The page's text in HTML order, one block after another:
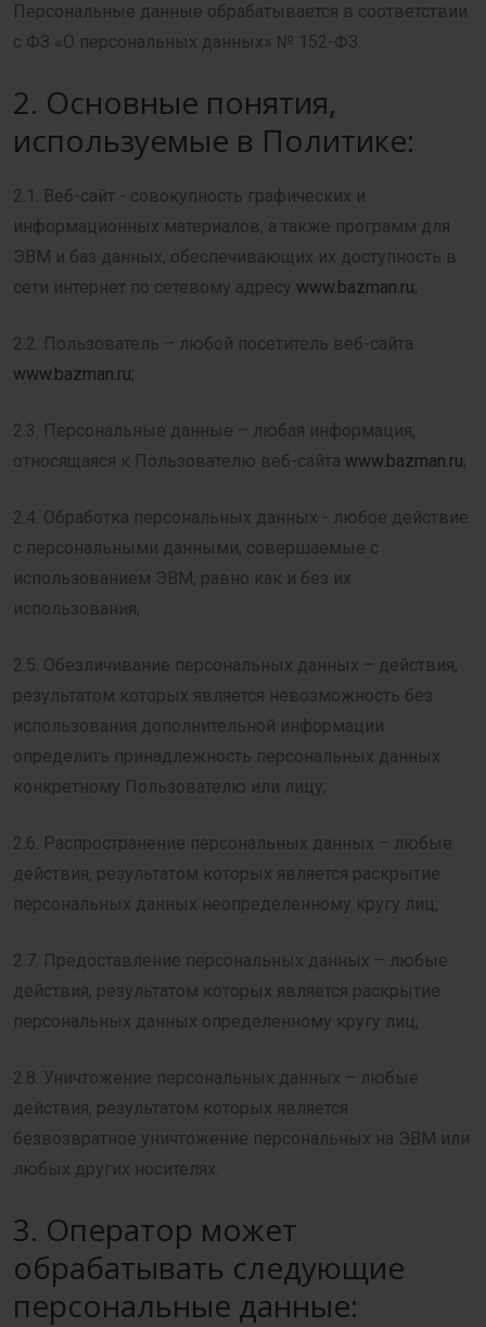
Персональные данные обрабатывается в соответствии
с ФЗ «О персональных данных» № 152-ФЗ.
2. Основные понятия,
используемые в Политике:
2.1. Веб-сайт - совокупность графических и
информационных материалов, а также программ для
ЭВМ и баз данных, обеспечивающих их доступность в
сети интернет по сетевому адресу www.bazman.ru;
2.2. Пользователь – любой посетитель веб-сайта
www.bazman.ru;
2.3. Персональные данные – любая информация,
относящаяся к Пользователю веб-сайта www.bazman.ru;
2.4. Обработка персональных данных - любое действие
с персональными данными, совершаемые с
использованием ЭВМ, равно как и без их
использования;
2.5. Обезличивание персональных данных – действия,
результатом которых является невозможность без
использования дополнительной информации
определить принадлежность персональных данных
конкретному Пользователю или лицу;
2.6. Распространение персональных данных – любые
действия, результатом которых является раскрытие
персональных данных неопределенному кругу лиц;
2.7. Предоставление персональных данных – любые
действия, результатом которых является раскрытие
персональных данных определенному кругу лиц;
2.8. Уничтожение персональных данных – любые
действия, результатом которых является
безвозвратное уничтожение персональных на ЭВМ или
любых других носителях.
3. Оператор может
обрабатывать следующие
персональные данные: